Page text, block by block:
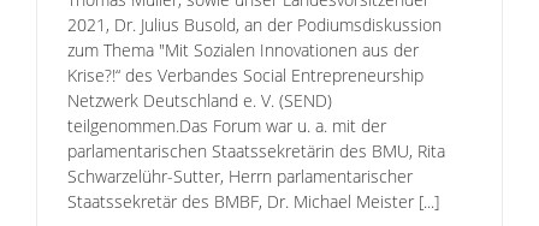
2021, Dr. Julius Busold, an der Podiumsdiskussion
zum Thema "Mit Sozialen Innovationen aus der
Krise?!“ des Verbandes Social Entrepreneurship
Netzwerk Deutschland e. V. (SEND)
teilgenommen.Das Forum war u. a. mit der
parlamentarischen Staatssekretärin des BMU, Rita
Schwarzelühr-Sutter, Herrn parlamentarischer
Staatssekretär des BMBF, Dr. Michael Meister [...]